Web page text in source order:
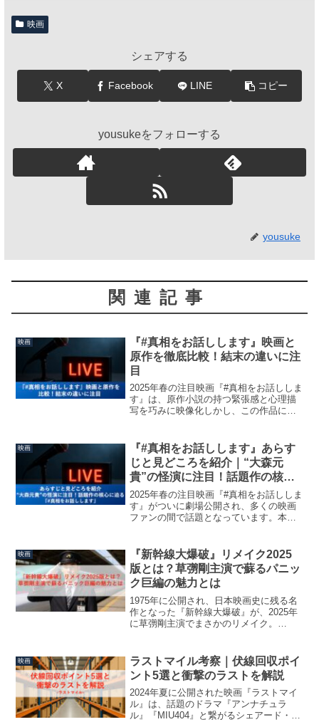
映画
シェアする
X Facebook LINE コピー
yousukeをフォローする
yousuke
関連記事
映画
『#真相をお話しします』映画と
原作を徹底比較！結末の違いに注
目
2025年春の注目映画『#真相をお話ししま
す』は、原作小説の持つ緊張感と心理描
写を巧みに映像化しかし、この作品には
と全く違う！」という声も。本記事で
は、映画と原作小説の...
映画
『#真相をお話しします』あらす
じと見どころを紹介｜“大森元
貴”の怪演に注目！話題作の核心
に迫る
2025年春の注目映画『#真相をお話ししま
す』がついに劇場公開され、多くの映画
ファンの間で話題となっています。本作
て本格的に挑んだサスペンスドラマ。初
主演とは思...
映画
『新幹線大爆破』リメイク2025
版とは？草彅剛主演で蘇るパニッ
ク巨編の魅力とは
1975年に公開され、日本映画史に残る名
作となった『新幹線大爆破』が、2025年
に草彅剛主演でまさかのリメイク。
ら、注目度が急上昇しています。この記
事では、19...
映画
ラストマイル考察｜伏線回収ポイ
ント5選と衝撃のラストを解説
2024年夏に公開された映画『ラストマイ
ル』は、話題のドラマ『アンナチュラ
ル』『MIU404』と繋がるシェアード・ユ